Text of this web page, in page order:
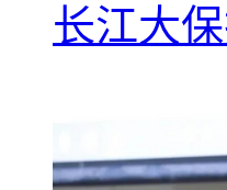
长江大